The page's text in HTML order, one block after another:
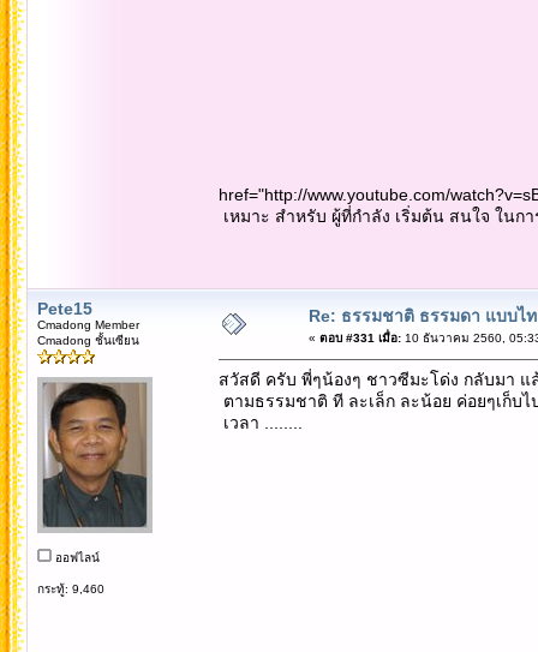
href="http://www.youtube.com/
เหมาะ สำหรับ ผู้ที่กำลัง เริ่มต้น สนใจ ในก
Pete15
Cmadong Member
Cmadong ชั้นเซียน
ออฟไลน์
กระทู้: 9,460
Re: ธรรมชาติ ธรรมดา แบบไ
« ตอบ #331 เมื่อ:10 ธันวาคม 2560,
สวัสดี ครับ พี่ๆน้องๆ ชาวซีมะโด่ง กลับมา แ
ตามธรรมชาติ ที ละเล็ก ละน้อย ค่อยๆเก็บ
เวลา ........